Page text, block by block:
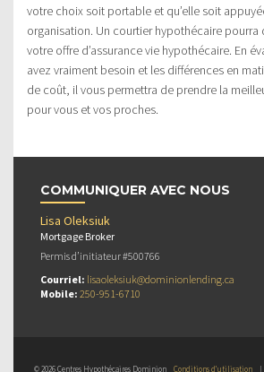
votre choix soit portable et qu’elle soit
organisation. Un courtier hypothécaire pourra
votre offre d’assurance vie hypothécaire. En
avez vraiment besoin et les différences en
de coût, il vous permettra de prendre la
pour vous et vos proches.
COMMUNIQUER AVEC NOUS
Lisa Oleksiuk
Mortgage Broker
Permis d’initiateur #500766
Courriel: lisaoleksiuk@dominionlending.ca
Mobile: 250-951-6710
© 2026 Centres Hypothécaires Dominion Conditions d’utilisation |